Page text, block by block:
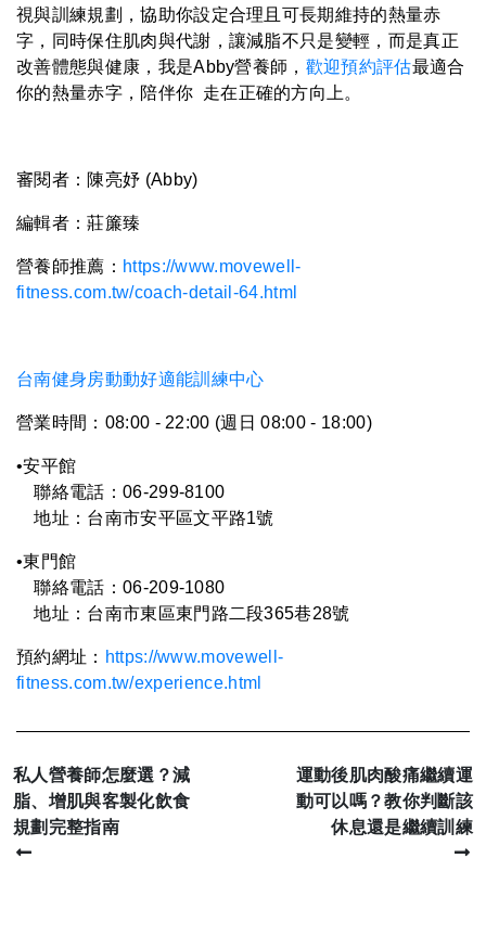
視與訓練規劃，協助你設定合理且可長期維持的熱量赤
字，同時保住肌肉與代謝，讓減脂不只是變輕，而是真正
改善體態與健康，我是Abby營養師， 歡迎預約評估最適合
你的熱量赤字， 陪伴你 走在正確的方向上。
審閱者： 陳亮妤 (Abby)
編輯者：莊簾臻
營養師推薦： https://www.movewell-
fitness.com.tw/coach-detail-64.html
台南健身房動動好適能訓練中心
營業時間：08:00 - 22:00 (週日 08:00 - 18:00)
•安平館
聯絡電話：06-299-8100
地址：台南市安平區文平路1號
•東門館
聯絡電話：06-209-1080
地址：台南市東區東門路二段365巷28號
預約網址： https://www.movewell-
fitness.com.tw/experience.html
私人營養師怎麼選？減
脂、增肌與客製化飲食
規劃完整指南
運動後肌肉酸痛繼續運
動可以嗎？教你判斷該
休息還是繼續訓練